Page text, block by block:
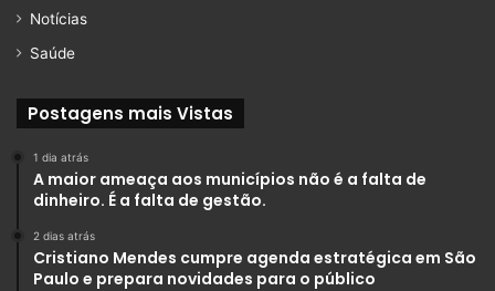
Notícias
Saúde
Postagens mais Vistas
1 dia atrás
A maior ameaça aos municípios não é a falta de
dinheiro. É a falta de gestão.
2 dias atrás
Cristiano Mendes cumpre agenda estratégica em São
Paulo e prepara novidades para o público